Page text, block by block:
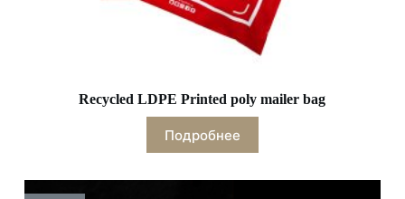
Recycled LDPE Printed poly mailer bag
Подробнее